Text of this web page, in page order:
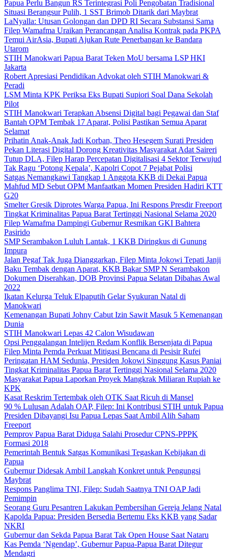
Papua Perlu Bangun RS Terintegrasi Poli Pengobatan Tradisional
Situasi Berangsur Pulih, 1 SST Brimob Ditarik dari Maybrat
LaNyalla: Utusan Golongan dan DPD RI Secara Substansi Sama
Filep Wamafma Uraikan Perancangan Analisa Kontrak pada PKPA
Temui AirAsia, Bupati Ajukan Rute Penerbangan ke Bandara
Utarom
STIH Manokwari Papua Barat Teken MoU bersama LSP HKI
Jakarta
Robert Apresiasi Pendidikan Advokat oleh STIH Manokwari &
Peradi
LSM Minta KPK Periksa Eks Bupati Supiori Soal Dana Sekolah
Pilot
STIH Manokwari Terapkan Absensi Digital bagi Pegawai dan Staf
Bantah OPM Tembak 17 Aparat, Polisi Pastikan Semua Aparat
Selamat
Prihatin Anak-Anak Jadi Korban, Theo Hesegem Surati Presiden
Pekan Literasi Digital Dorong Kreativitas Masyarakat Adat Saireri
Tutup DLA, Filep Harap Percepatan Digitalisasi 4 Sektor Terwujud
Tak Ragu ‘Potong Kepala’, Kapolri Copot 7 Pejabat Polisi
Satgas Nemangkawi Tangkap 1 Anggota KKB di Dekai Papua
Mahfud MD Sebut OPM Manfaatkan Momen Presiden Hadiri KTT
G20
Smelter Gresik Diprotes Warga Papua, Ini Respons Presdir Freeport
Tingkat Kriminalitas Papua Barat Tertinggi Nasional Selama 2020
Filep Wamafma Dampingi Gubernur Resmikan GKI Bahtera
Pasirido
SMP Serambakon Luluh Lantak, 1 KKB Diringkus di Gunung
Impura
Jalan Pegaf Tak Juga Dianggarkan, Filep Minta Jokowi Tepati Janji
Baku Tembak dengan Aparat, KKB Bakar SMP N Serambakon
Dokumen Diserahkan, DOB Provinsi Papua Selatan Dibahas Awal
2022
Ikatan Kelurga Teluk Elpaputih Gelar Syukuran Natal di
Manokwari
Kemenangan Bupati Johny Cabut Izin Sawit Masuk 5 Kemenangan
Dunia
STIH Manokwari Lepas 42 Calon Wisudawan
Opsi Penggalangan Intelijen Redam Konflik Bersenjata di Papua
Filep Minta Pemda Perkuat Mitigasi Bencana di Pesisir Rufei
Peringatan HAM Sedunia, Presiden Jokowi Singgung Kasus Paniai
Tingkat Kriminalitas Papua Barat Tertinggi Nasional Selama 2020
Masyarakat Papua Laporkan Proyek Mangkrak Miliaran Rupiah ke
KPK
Kasat Reskrim Tertembak oleh OTK Saat Ricuh di Mansel
90 % Lulusan Adalah OAP, Filep: Ini Kontribusi STIH untuk Papua
Presiden Dibayangi Isu Papua Lepas Saat Ambil Alih Saham
Freeport
Pemprov Papua Barat Diduga Salahi Prosedur CPNS-PPPK
Formasi 2018
Pemerintah Bentuk Satgas Komunikasi Tegaskan Kebijakan di
Papua
Gubernur Didesak Ambil Langkah Konkret untuk Pengungsi
Maybrat
Respons Panglima TNI, Filep: Sudah Saatnya TNI OAP Jadi
Pemimpin
Seorang Guru Pesantren Lakukan Pembersihan Gereja Jelang Natal
Kapolda Papua: Presiden Bersedia Bertemu Eks KKB yang Sadar
NKRI
Gubernur dan Sekda Papua Barat Tak Open House Saat Nataru
Kas Pemda ‘Ngendap’, Gubernur Papua-Papua Barat Ditegur
Mendagri